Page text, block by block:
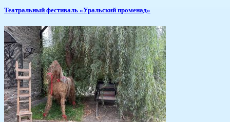
Театральный фестиваль «Уральский променад»